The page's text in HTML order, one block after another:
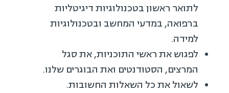
לתואר ראשון בטכנולוגיות דיגיטליות
ברפואה, במדעי המחשב ובטכנולוגיות
למידה.
לפגוש את ראשי התוכניות, את סגל
המרצים, הסטודנטים ואת הבוגרים שלנו.
לשאול את כל השאלות החשובות.